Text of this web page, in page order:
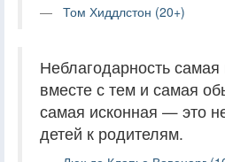
Том Хиддлстон (20+)
Неблагодарность самая
вместе с тем и самая
самая исконная — это
детей к родителям.